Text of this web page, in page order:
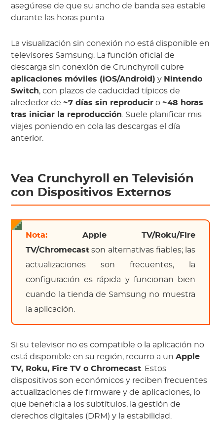
asegúrese de que su ancho de banda sea estable
durante las horas punta.
La visualización sin conexión no está disponible en
televisores Samsung. La función oficial de
descarga sin conexión de Crunchyroll cubre
aplicaciones móviles (iOS/Android) y Nintendo
Switch, con plazos de caducidad típicos de
alrededor de~7 días sin reproducir o~48 horas
tras iniciar la reproducción. Suele planificar mis
viajes poniendo en cola las descargas el día
anterior.
Vea Crunchyroll en Televisión
con Dispositivos Externos
Nota:
Apple TV/Roku/Fire
TV/Chromecast son alternativas fiables; las
actualizaciones son frecuentes, la
configuración es rápida y funcionan bien
cuando la tienda de Samsung no muestra
la aplicación.
Si su televisor no es compatible o la aplicación no
está disponible en su región, recurro a unApple
TV, Roku, Fire TV o Chromecast. Estos
dispositivos son económicos y reciben frecuentes
actualizaciones de firmware y de aplicaciones, lo
que beneficia a los subtítulos, la gestión de
derechos digitales (DRM) y la estabilidad.